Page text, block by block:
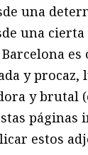
una
una
es
y procaz,
y brutal
páginas
estos